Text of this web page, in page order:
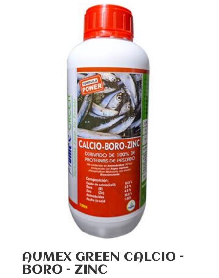
AUMEX GREEN CALCIO –
BORO – ZINC